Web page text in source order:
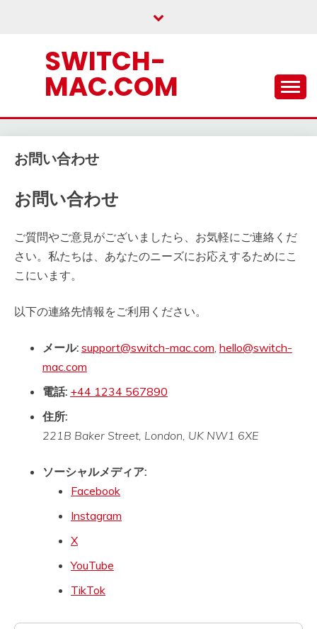
SWITCH-
MAC.COM
お問い合わせ
お問い合わせ
ご質問やご意見がございましたら、お気軽にご連絡くだ
さい。私たちは、あなたのニーズにお応えするためにこ
こにいます。
以下の連絡先情報をご利用ください。
メール: support@switch-mac.com hello@switch-
mac.com
電話: +44 1234 567890
住所:
221B Baker Street, London, UK NW1 6XE
ソーシャルメディア:
Facebook
Instagram
X
YouTube
TikTok